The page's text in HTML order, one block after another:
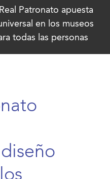
Patronato apuesta
en los museos
todas las personas